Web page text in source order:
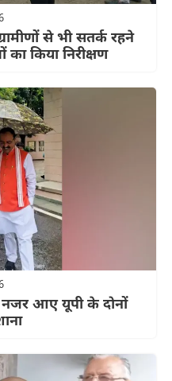
से भी सतर्क रहने
का किया निरीक्षण
आए यूपी के दोनों